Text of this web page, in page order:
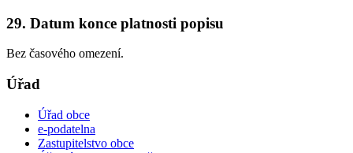
29. Datum konce platnosti popisu
Bez časového omezení.
Úřad
Úřad obce
e-podatelna
Zastupitelstvo obce